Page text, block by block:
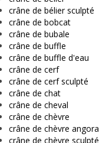
crâne de bélier sculpté
crâne de bobcat
crâne de bubale
crâne de buffle
crâne de buffle d'eau
crâne de cerf
crâne de cerf sculpté
crâne de chat
crâne de cheval
crâne de chèvre
crâne de chèvre angora
crâne de chèvre sculpté